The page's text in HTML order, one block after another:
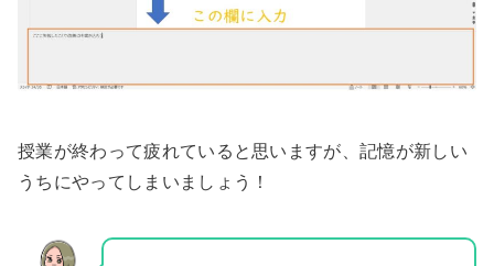
授業が終わって疲れていると思いますが、記憶が新しい
うちにやってしまいましょう！